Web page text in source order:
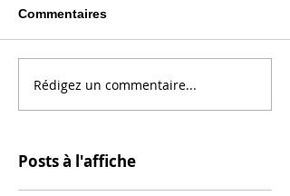
Commentaires
Rédigez un commentaire...
Posts à l'affiche